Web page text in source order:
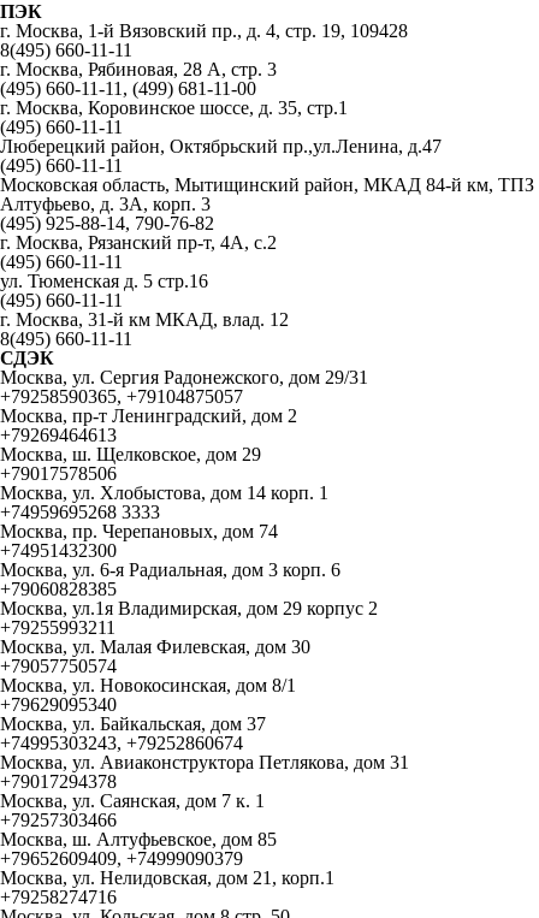
ПЭК
г. Москва, 1-й Вязовский пр., д. 4, стр. 19, 109428
8(495) 660-11-11
г. Москва, Рябиновая, 28 А, стр. 3
(495) 660-11-11, (499) 681-11-00
г. Москва, Коровинское шоссе, д. 35, стр.1
(495) 660-11-11
Люберецкий район, Октябрьский пр.,ул.Ленина, д.47
(495) 660-11-11
Московская область, Мытищинский район, МКАД 84-й км, ТПЗ
Алтуфьево, д. 3А, корп. 3
(495) 925-88-14, 790-76-82
г. Москва, Рязанский пр-т, 4А, с.2
(495) 660-11-11
ул. Тюменская д. 5 стр.16
(495) 660-11-11
г. Москва, 31-й км МКАД, влад. 12
8(495) 660-11-11
СДЭК
Москва, ул. Сергия Радонежского, дом 29/31
+79258590365, +79104875057
Москва, пр-т Ленинградский, дом 2
+79269464613
Москва, ш. Щелковское, дом 29
+79017578506
Москва, ул. Хлобыстова, дом 14 корп. 1
+74959695268 3333
Москва, пр. Черепановых, дом 74
+74951432300
Москва, ул. 6-я Радиальная, дом 3 корп. 6
+79060828385
Москва, ул.1я Владимирская, дом 29 корпус 2
+79255993211
Москва, ул. Малая Филевская, дом 30
+79057750574
Москва, ул. Новокосинская, дом 8/1
+79629095340
Москва, ул. Байкальская, дом 37
+74995303243, +79252860674
Москва, ул. Авиаконструктора Петлякова, дом 31
+79017294378
Москва, ул. Саянская, дом 7 к. 1
+79257303466
Москва, ш. Алтуфьевское, дом 85
+79652609409, +74999090379
Москва, ул. Нелидовская, дом 21, корп.1
+79258274716